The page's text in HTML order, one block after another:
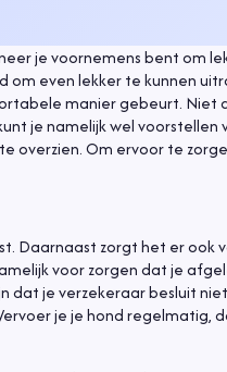
je voornemens bent om
even lekker te kunnen
manier gebeurt. Niet
je namelijk wel voorstellen
overzien. Om ervoor te
Daarnaast zorgt het er ook
voor zorgen dat je
dat je verzekeraar besluit
je je hond regelmatig,